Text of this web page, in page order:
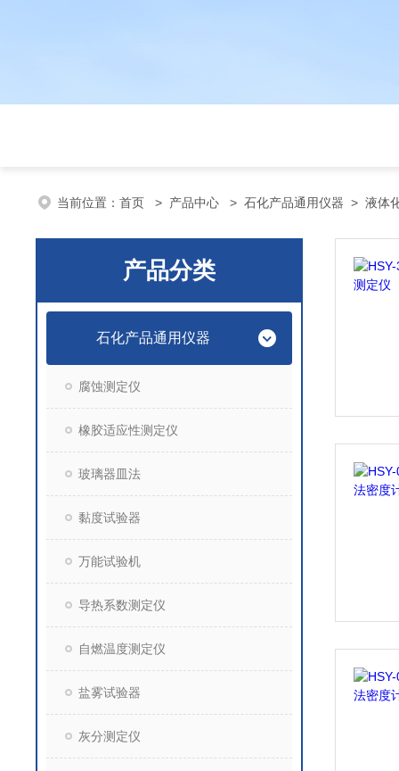
当前位置： 首页 > 产品中心 > 石化产品通用仪器 > 液体
产品分类
石化产品通用仪器
腐蚀测定仪
橡胶适应性测定仪
玻璃器皿法
黏度试验器
万能试验机
导热系数测定仪
自燃温度测定仪
盐雾试验器
灰分测定仪